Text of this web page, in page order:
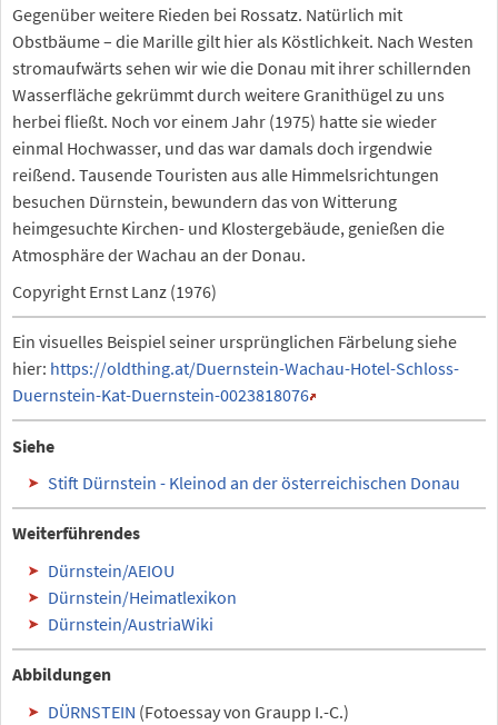
Gegenüber weitere Rieden bei Rossatz. Natürlich mit
Obstbäume – die Marille gilt hier als Köstlichkeit. Nach Westen
stromaufwärts sehen wir wie die Donau mit ihrer schillernden
Wasserfläche gekrümmt durch weitere Granithügel zu uns
herbei fließt. Noch vor einem Jahr (1975) hatte sie wieder
einmal Hochwasser, und das war damals doch irgendwie
reißend. Tausende Touristen aus alle Himmelsrichtungen
besuchen Dürnstein, bewundern das von Witterung
heimgesuchte Kirchen- und Klostergebäude, genießen die
Atmosphäre der Wachau an der Donau.
Copyright Ernst Lanz (1976)
Ein visuelles Beispiel seiner ursprünglichen Färbelung siehe
hier: https://oldthing.at/Duernstein-Wachau-Hotel-Schloss-
Duernstein-Kat-Duernstein-0023818076
Siehe
Stift Dürnstein - Kleinod an der österreichischen Donau
Weiterführendes
Dürnstein/AEIOU
Dürnstein/Heimatlexikon
Dürnstein/AustriaWiki
Abbildungen
DÜRNSTEIN (Fotoessay von Graupp I.-C.)